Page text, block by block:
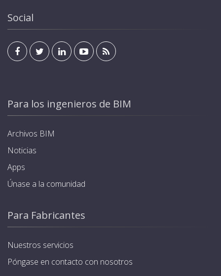
Social
Para los ingenieros de BIM
Archivos BIM
Noticias
Apps
Únase a la comunidad
Para Fabricantes
Nuestros servicios
Póngase en contacto con nosotros